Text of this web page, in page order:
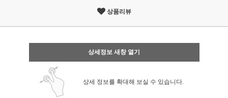
상품리뷰
상세정보 새창 열기
상세 정보를 확대해 보실 수 있습니다.